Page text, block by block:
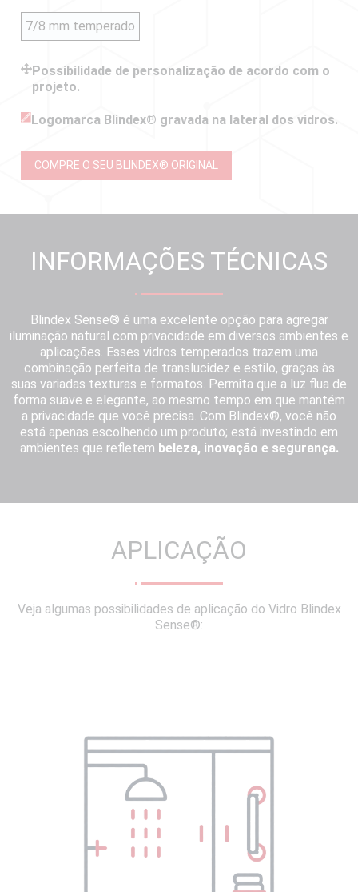
7/8 mm temperado
Possibilidade de personalização de acordo com o
projeto.
Logomarca Blindex® gravada na lateral dos vidros.
COMPRE O SEU BLINDEX® ORIGINAL
INFORMAÇÕES TÉCNICAS
Blindex Sense® é uma excelente opção para agregar
iluminação natural com privacidade em diversos ambientes e
aplicações. Esses vidros temperados trazem uma
combinação perfeita de translucidez e estilo, graças às
suas variadas texturas e formatos. Permita que a luz flua de
forma suave e elegante, ao mesmo tempo em que mantém
a privacidade que você precisa. Com Blindex®, você não
está apenas escolhendo um produto; está investindo em
ambientes que refletem beleza, inovação e segurança.
APLICAÇÃO
Veja algumas possibilidades de aplicação do Vidro Blindex
Sense®: